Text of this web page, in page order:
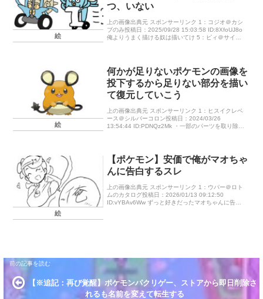
絵
つ、いない
上の画像出典元 スポンサーリンク 1：コジオ＠カシ
ブのみ投稿日：2025/09/28 15:03:58 ID:8XfoUJ8o
俺よりうまく描ける奴は描いてけ 5：ピィ＠サイコ
絵
何かが足りないポケモンの画像を
投下するから足りない部分を描い
て復元していこう
上の画像出典元 スポンサーリンク 1：ヒスイクレベ
ース＠シルバーコロン投稿日：2024/03/26
13:54:44 ID:PDNQz2Mk ・一部のパーツを取り除い
絵
【ポケモン】安価で俺がマオちゃ
んに告白するスレ
上の画像出典元 スポンサーリンク 1：ウパー＠ロト
ムのカタログ投稿日：2026/01/13 09:12:50
ID:vYBAv6Ww ずっと好きだったマオちゃんに告白
【※追記：再び覚醒】ポケモンパクリゲー、ストアから即日削除さ
れるも名前を変えて転生する